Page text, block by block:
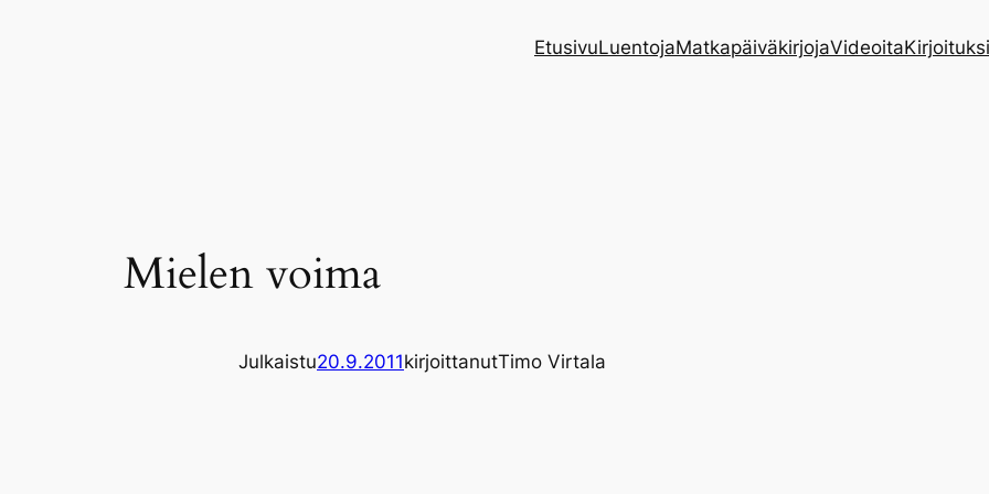
EtusivuLuentojaMatkapäiväkirjojaVideoita
Mielen voima
Julkaistu20.9.2011kirjoittanutTimo Virtala